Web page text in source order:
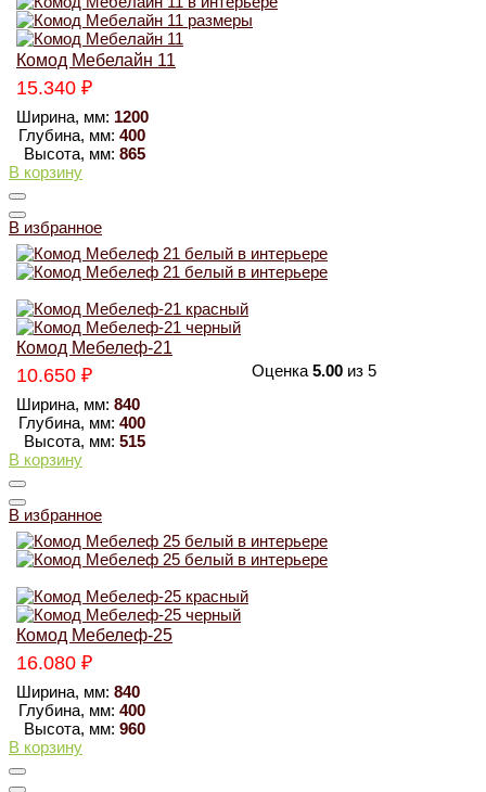
Комод Мебелайн 11
15.340 ₽
Ширина, мм: 1200
Глубина, мм: 400
Высота, мм: 865
В корзину
В избранное
Комод Мебелеф-21
Оценка 5.00из 5
10.650 ₽
Ширина, мм: 840
Глубина, мм: 400
Высота, мм: 515
В корзину
В избранное
Комод Мебелеф-25
16.080 ₽
Ширина, мм: 840
Глубина, мм: 400
Высота, мм: 960
В корзину